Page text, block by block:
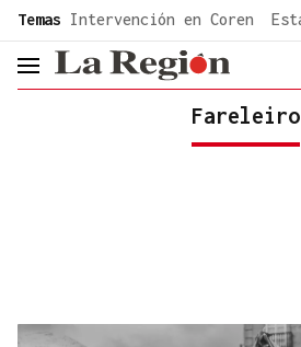
common.go-to-content
Temas Intervención en Coren
header.menu.open
Fareleiro